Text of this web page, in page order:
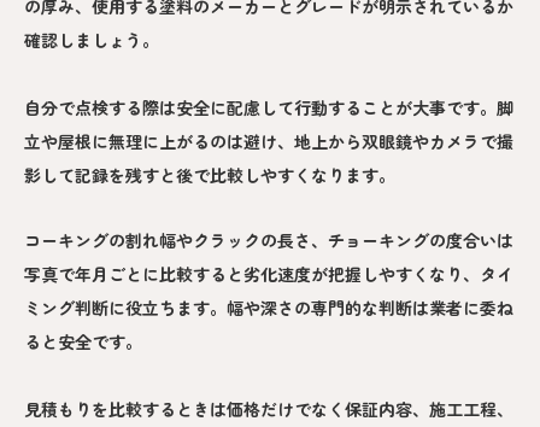
の厚み、使用する塗料のメーカーとグレードが明示されているか
確認しましょう。
自分で点検する際は安全に配慮して行動することが大事です。脚
立や屋根に無理に上がるのは避け、地上から双眼鏡やカメラで撮
影して記録を残すと後で比較しやすくなります。
コーキングの割れ幅やクラックの長さ、チョーキングの度合いは
写真で年月ごとに比較すると劣化速度が把握しやすくなり、タイ
ミング判断に役立ちます。幅や深さの専門的な判断は業者に委ね
ると安全です。
見積もりを比較するときは価格だけでなく保証内容、施工工程、